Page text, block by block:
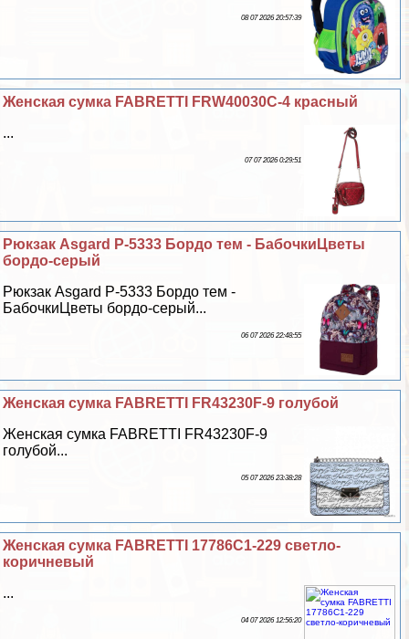
08 07 2026 20:57:39
Женская сумка FABRETTI FRW40030C-4 красный
...
07 07 2026 0:29:51
Рюкзак Asgard Р-5333 Бордо тем - БабочкиЦветы
бордо-серый
Рюкзак Asgard Р-5333 Бордо тем -
БабочкиЦветы бордо-серый...
06 07 2026 22:48:55
Женская сумка FABRETTI FR43230F-9 гoлyбой
Женская сумка FABRETTI FR43230F-9
гoлyбой...
05 07 2026 23:38:28
Женская сумка FABRETTI 17786C1-229 светло-
коричневый
...
04 07 2026 12:56:20